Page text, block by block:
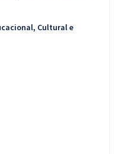
Cultural e